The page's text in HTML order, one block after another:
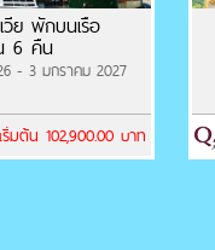
วีย พักบนเรือ
6 คืน
- 3 มกราคม 2027
เริ่มต้น 102,900.00 บาท